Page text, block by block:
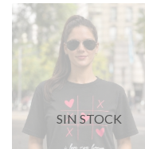
SIN STOCK